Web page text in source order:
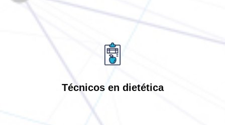
Técnicos en dietética